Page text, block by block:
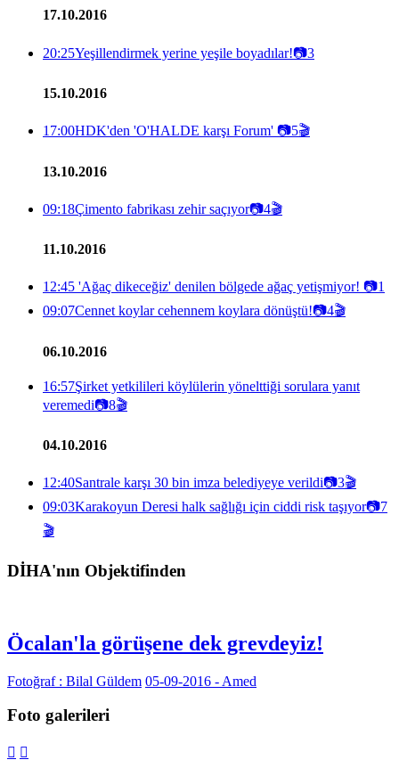
17.10.2016
20:25Yeşillendirmek yerine yeşile boyadılar!📷3
15.10.2016
17:00HDK'den 'O'HALDE karşı Forum' 📷5🎬
13.10.2016
09:18Çimento fabrikası zehir saçıyor📷4🎬
11.10.2016
12:45 'Ağaç dikeceğiz' denilen bölgede ağaç yetişmiyor! 📷1
09:07Cennet koylar cehennem koylara dönüştü!📷4🎬
06.10.2016
16:57Şirket yetkilileri köylülerin yönelttiği sorulara yanıt
veremedi📷8🎬
04.10.2016
12:40Santrale karşı 30 bin imza belediyeye verildi📷3🎬
09:03Karakoyun Deresi halk sağlığı için ciddi risk taşıyor📷7
🎬
DİHA'nın Objektifinden
Öcalan'la görüşene dek grevdeyiz!
Fotoğraf : Bilal Güldem 05-09-2016 - Amed
Foto galerileri
 